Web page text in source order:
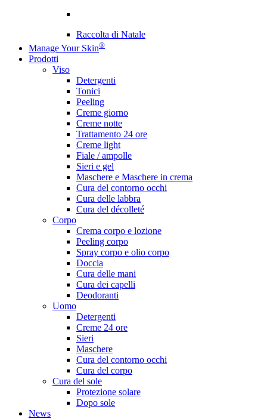
Raccolta di Natale
Manage Your Skin®
Prodotti
Viso
Detergenti
Tonici
Peeling
Creme giorno
Creme notte
Trattamento 24 ore
Creme light
Fiale / ampolle
Sieri e gel
Maschere e Maschere in crema
Cura del contorno occhi
Cura delle labbra
Cura del décolleté
Corpo
Crema corpo e lozione
Peeling corpo
Spray corpo e olio corpo
Doccia
Cura delle mani
Cura dei capelli
Deodoranti
Uomo
Detergenti
Creme 24 ore
Sieri
Maschere
Cura del contorno occhi
Cura del corpo
Cura del sole
Protezione solare
Dopo sole
News